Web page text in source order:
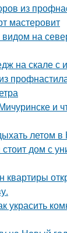
из
мастеровит
на
на скале с
и
летом в
дом с
квартиры
украсить